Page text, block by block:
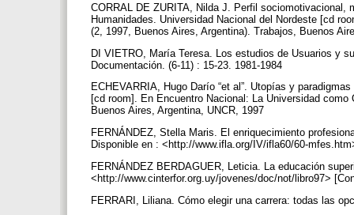
CORRAL DE ZURITA, Nilda J. Perfil sociomotivacional,
Humanidades. Universidad Nacional del Nordeste [cd
(2, 1997, Buenos Aires, Argentina). Trabajos, Buenos
DI VIETRO, María Teresa. Los estudios de Usuarios y
Documentación. (6-11) : 15-23. 1981-1984
ECHEVARRIA, Hugo Darío “et al”. Utopías y
[cd room]. En Encuentro Nacional: La Universidad
Buenos Aires, Argentina, UNCR, 1997
FERNÁNDEZ, Stella Maris. El enriquecimiento
Disponible en : <http://www.ifla.org/IV/ifla60/60-
FERNÁNDEZ BERDAGUER, Leticia. La educación
<http://www.cinterfor.org.uy/jovenes/doc/not/libro97>
FERRARI, Liliana. Cómo elegir una carrera: todas las